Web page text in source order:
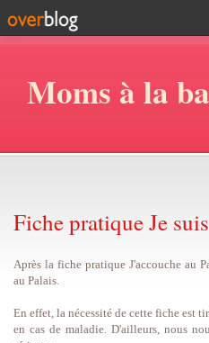
Moms à la
Fiche pratique Je
Après la fiche pratique J'accouche au
au Palais.
En effet, la nécessité de cette fiche est
en cas de maladie. D'ailleurs, nous